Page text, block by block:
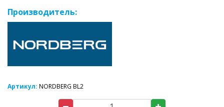
Производитель:
Артикул: NORDBERG BL2